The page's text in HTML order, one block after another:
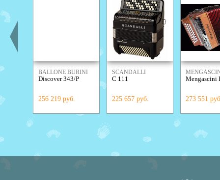
BALLONE BURINI
Discover 343/Р
256 219 руб.
SCANDALLI
C 111
225 657 руб.
Mengascini
273 551